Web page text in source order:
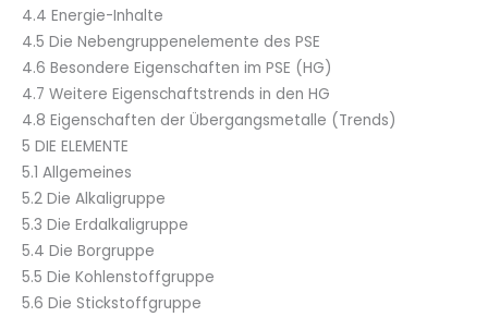
4.4 Energie-Inhalte
4.5 Die Nebengruppenelemente des PSE
4.6 Besondere Eigenschaften im PSE (HG)
4.7 Weitere Eigenschaftstrends in den HG
4.8 Eigenschaften der Übergangsmetalle (Trends)
5 DIE ELEMENTE
5.1 Allgemeines
5.2 Die Alkaligruppe
5.3 Die Erdalkaligruppe
5.4 Die Borgruppe
5.5 Die Kohlenstoffgruppe
5.6 Die Stickstoffgruppe